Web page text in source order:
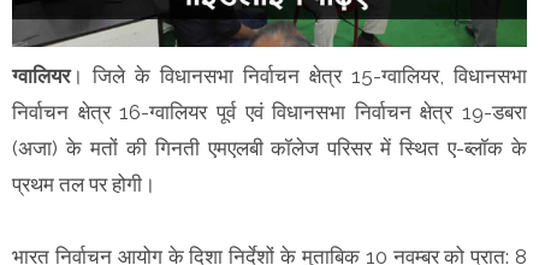
ग्वालियर। जिले के विधानसभा निर्वाचन क्षेत्र 15-ग्वालियर, विधानसभा
निर्वाचन क्षेत्र 16-ग्वालियर पूर्व एवं विधानसभा निर्वाचन क्षेत्र 19-डबरा
(अजा) के मतों की गिनती एमएलबी कॉलेज परिसर में स्थित ए-ब्लॉक के
प्रथम तल पर होगी।
भारत निर्वाचन आयोग के दिशा निर्देशों के मुताबिक 10 नवम्बर को प्रात: 8